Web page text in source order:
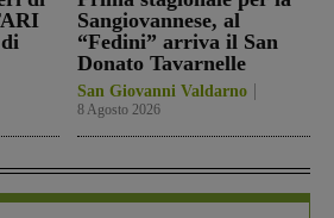
Sangiovannese, al
“Fedini” arriva il San
Donato Tavarnelle
San Giovanni Valdarno
8 Agosto 2026